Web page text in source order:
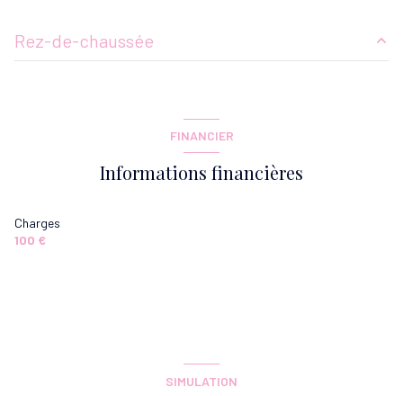
Rez-de-chaussée
salle de bain
WC
FINANCIER
Informations financières
Charges
100 €
SIMULATION